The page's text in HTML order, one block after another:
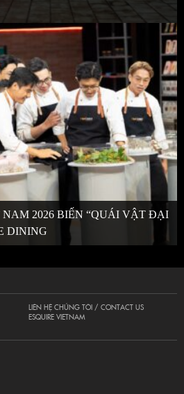
NAM 2026 BIẾN “QUÁI VẬT ĐẠI
DINING
LIÊN HỆ CHÚNG TÔI / CONTACT US
ESQUIRE VIETNAM